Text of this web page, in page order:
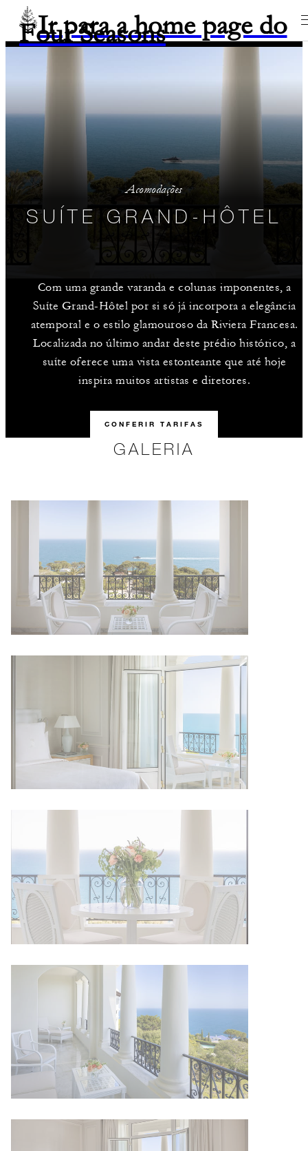
Ir para a home page do
Four Seasons
Acomodações
SUÍTE GRAND-HÔTEL
Com uma grande varanda e colunas imponentes, a
Suíte Grand-Hôtel por si só já incorpora a elegância
atemporal e o estilo glamouroso da Riviera Francesa.
Localizada no último andar deste prédio histórico, a
suíte oferece uma vista estonteante que até hoje
inspira muitos artistas e diretores.
CONFERIR TARIFAS
GALERIA